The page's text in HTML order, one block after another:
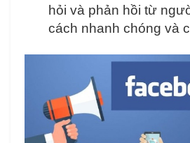
hỏi và phản hồi từ
cách nhanh chóng và